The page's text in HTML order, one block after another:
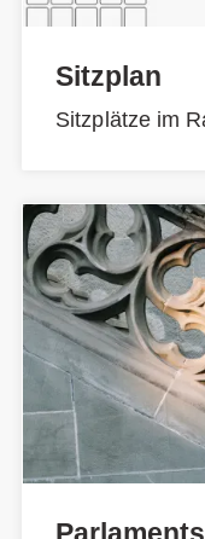
Sitzplan
Sitzplätze im